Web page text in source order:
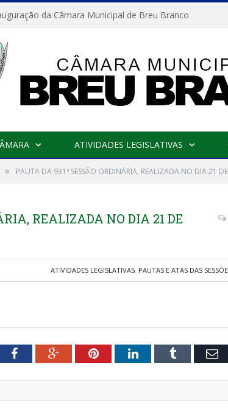
da Câmara Municipal de Breu Branco
ATIVIDADES LEGISLATIVAS
» PAUTA DA 931ª SESSÃO ORDINÁRIA, REALIZADA NO DIA 21
REALIZADA NO DIA 21 DE
ATIVIDADES LEGISLATIVAS, PAUTAS E ATAS DAS
FacebookGoogle+PinterestLinkedInTumblr